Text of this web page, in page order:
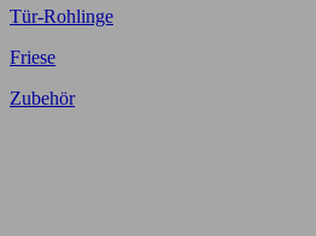
Tür-Rohlinge
Friese
Zubehör